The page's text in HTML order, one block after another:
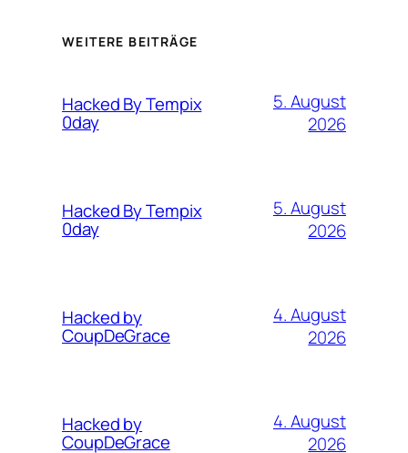
WEITERE BEITRÄGE
Hacked By Tempix
0day
5. August
2026
Hacked By Tempix
0day
5. August
2026
Hacked by
CoupDeGrace
4. August
2026
Hacked by
CoupDeGrace
4. August
2026